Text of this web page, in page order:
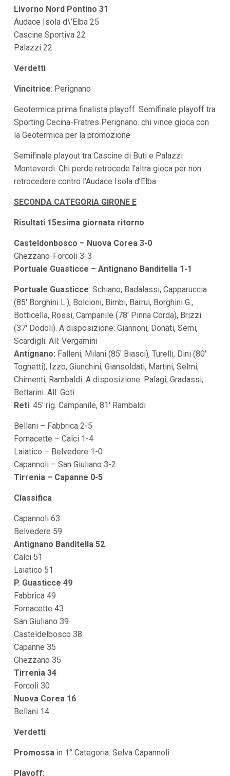
Livorno Nord Pontino 31
Audace Isola d\’Elba 25
Cascine Sportiva 22
Palazzi 22
Verdetti
Vincitrice: Perignano
Geotermica prima finalista playoff. Semifinale playoff tra
Sporting Cecina-Fratres Perignano. chi vince gioca con
la Geotermica per la promozione
Semifinale playout tra Cascine di Buti e Palazzi
Monteverdi. Chi perde retrocede l’altra gioca per non
retrocedere contro l’Audace Isola d’Elba
SECONDA CATEGORIA GIRONE E
Risultati 15esima giornata ritorno
Casteldonbosco – Nuova Corea 3-0
Ghezzano-Forcoli 3-3
Portuale Guasticce – Antignano Banditella 1-1
Portuale Guasticce: Schiano, Badalassi, Capparuccia
(85′ Borghini L.), Bolcioni, Bimbi, Barrui, Borghini G.,
Botticella, Rossi, Campanile (78′ Pinna Corda), Brizzi
(37′ Dodoli). A disposizione: Giannoni, Donati, Serni,
Scardigli. All: Vergamini
Antignano: Falleni, Milani (85′ Biasci), Turelli, Dini (80′
Tognetti), Izzo, Giunchini, Giansoldati, Martini, Selmi,
Chimenti, Rambaldi. A disposizione: Palagi, Gradassi,
Bettarini. All: Goti
Reti: 45′ rig. Campanile, 81′ Rambaldi
Bellani – Fabbrica 2-5
Fornacette – Calci 1-4
Laiatico – Belvedere 1-0
Capannoli – San Giuliano 3-2
Tirrenia – Capanne 0-5
Classifica
Capannoli 63
Belvedere 59
Antignano Banditella 52
Calci 51
Laiatico 51
P. Guasticce 49
Fabbrica 49
Fornacette 43
San Giuliano 39
Casteldelbosco 38
Capanne 35
Ghezzano 35
Tirrenia 34
Forcoli 30
Nuova Corea 16
Bellani 14
Verdetti
Promossain 1° Categoria: Selva Capannoli
Playoff: